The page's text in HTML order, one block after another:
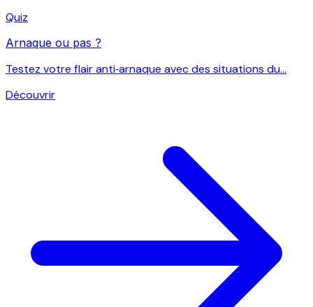
Quiz
Arnaque ou pas ?
Testez votre flair anti‑arnaque avec des situations du...
Découvrir